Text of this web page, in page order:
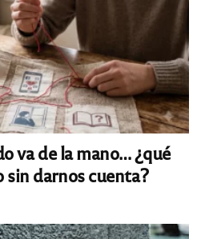
va de la mano… ¿qué
sin darnos cuenta?